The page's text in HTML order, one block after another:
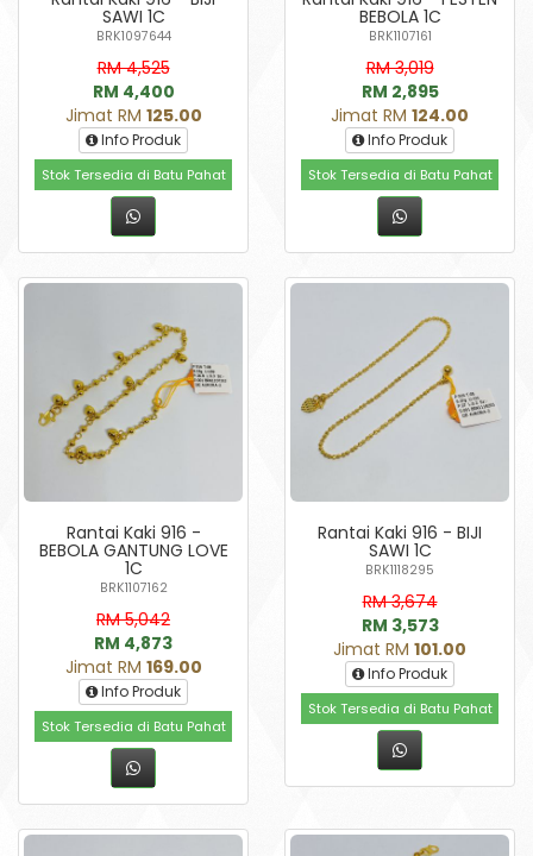
SAWI 1C
BRK1097644
RM 4,525
RM 4,400
Jimat RM 125.00
Info Produk
Stok Tersedia di Batu Pahat
BEBOLA 1C
BRK1107161
RM 3,019
RM 2,895
Jimat RM 124.00
Info Produk
Stok Tersedia di Batu Pahat
Rantai Kaki 916 -
BEBOLA GANTUNG LOVE
1C
BRK1107162
RM 5,042
RM 4,873
Jimat RM 169.00
Info Produk
Stok Tersedia di Batu Pahat
Rantai Kaki 916 - BIJI
SAWI 1C
BRK1118295
RM 3,674
RM 3,573
Jimat RM 101.00
Info Produk
Stok Tersedia di Batu Pahat